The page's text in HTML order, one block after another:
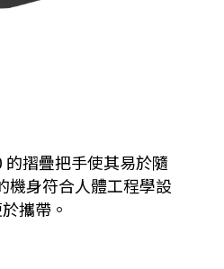
摺疊把手使其易於隨
機身符合人體工程學設
攜帶。